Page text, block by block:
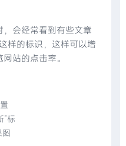
会经常看到有些文章
样的标识，这样可以增
站的点击率。
”标
图